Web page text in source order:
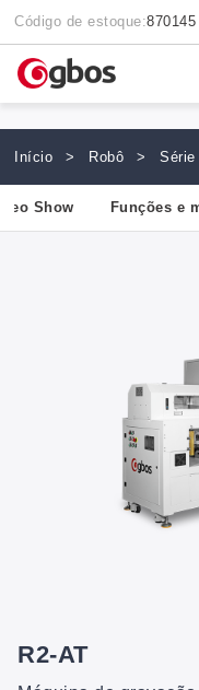
Código de estoque:870145
Início > Robô > Série
Show Funções e
R2-AT